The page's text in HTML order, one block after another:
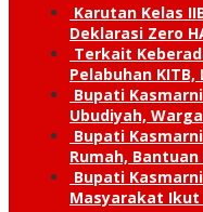
Karutan Kelas
Deklarasi Zero
Terkait
Pelabuhan
Bupati
Ubudiyah,
Bupati
Rumah,
Bupati
Masyarakat